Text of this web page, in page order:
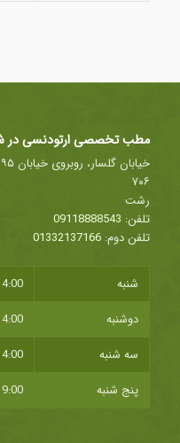
مطب تخصصی ارتودنسی در
۷۰۶
رشت
تلفن: 09118888543
تلفن دوم: 01332137166
شنبه
4:00 PM - 8:00 PM
دوشنبه
4:00 PM - 8:00 PM
سه شنبه
4:00 PM - 8:00 PM
پنج شنبه
9:00 AM - 12:00 PM